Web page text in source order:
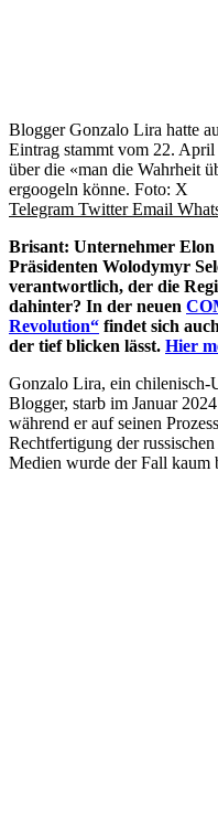
Blogger Gonzalo Lira hatte
Eintrag stammt vom 22.
über die «man die Wahrheit
ergoogeln könne. Foto: X
Telegram Twitter Email
Brisant: Unternehmer
Präsidenten Wolodymyr
verantwortlich, der die
dahinter? In der neuen
Revolution“ findet sich
der tief blicken lässt. Hier
Gonzalo Lira, ein chilenisch-
Blogger, starb im Januar
während er auf seinen
Rechtfertigung der
Medien wurde der Fall kaum